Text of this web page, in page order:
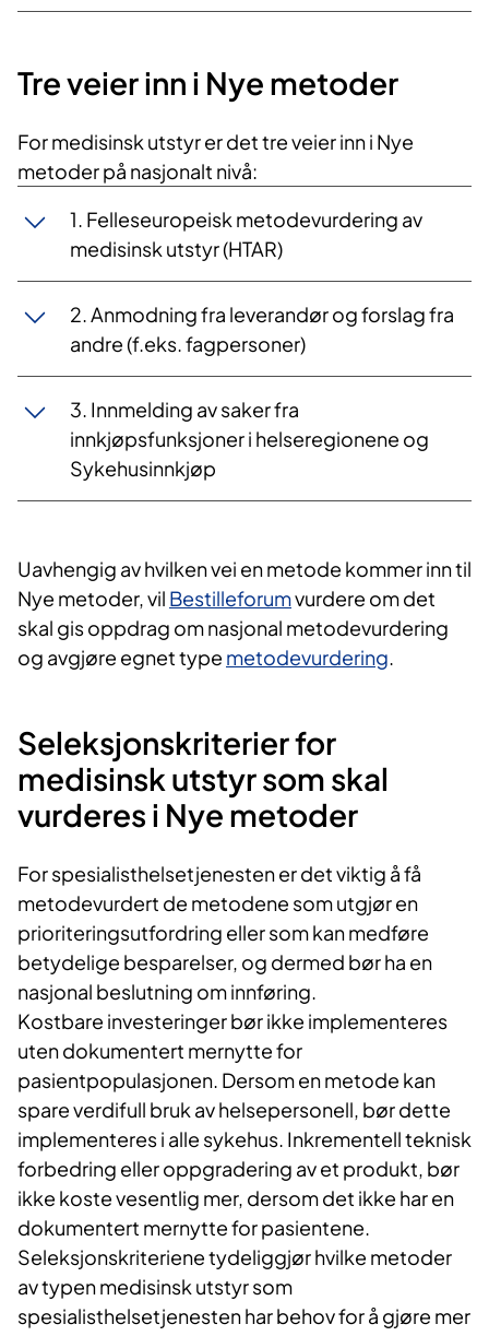
Tre veier inn i Nye metoder
For medisinsk utstyr er det tre veier inn i Nye
metoder på nasjonalt nivå:
1. Felleseuropeisk metodevurdering av
medisinsk utstyr (HTAR)
2. Anmodning fra leverandør og forslag fra
andre (f.eks. fagpersoner)
3. Innmelding av saker fra
innkjøpsfunksjoner i helseregionene og
Sykehusinnkjøp
Uavhengig av hvilken vei en metode kommer inn til
Nye metoder, vil Bestilleforumvurdere om det
skal gis oppdrag om nasjonal metodevurdering
og avgjøre egnet type metodevurdering.
Seleksjonskriterier for
medisinsk utstyr som skal
vurderes i Nye metoder
For spesialisthelsetjenesten er det viktig å få
metodevurdert de metodene som utgjør en
prioriteringsutfordring eller som kan medføre
betydelige besparelser, og dermed bør ha en
nasjonal beslutning om innføring.
Kostbare investeringer bør ikke implementeres
uten dokumentert mernytte for
pasientpopulasjonen. Dersom en metode kan
spare verdifull bruk av helsepersonell, bør dette
implementeres i alle sykehus. Inkrementell teknisk
forbedring eller oppgradering av et produkt, bør
ikke koste vesentlig mer, dersom det ikke har en
dokumentert mernytte for pasientene.
Seleksjonskriteriene tydeliggjør hvilke metoder
av typen medisinsk utstyr som
spesialisthelsetjenesten har behov for å gjøre mer